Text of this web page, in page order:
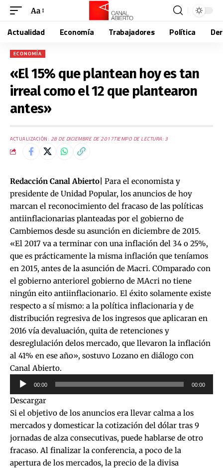
Aa
Actualidad Economía Trabajadores Política
ECONOMÍA
«El 15% que plantean hoy es tan
irreal como el 12 que plantearon
antes»
ACTUALIZACIÓN: 28 DE DICIEMBRE DE 2017TIEMPO DE LECTURA: 3
Redacción Canal Abierto| Para el economista y
presidente de Unidad Popular, los anuncios de hoy
marcan el reconocimiento del fracaso de las políticas
antiinflacionarias planteadas por el gobierno de
Cambiemos desde su asunción en diciembre de 2015.
«El 2017 va a terminar con una inflación del 34 o 25%,
que es prácticamente la misma inflación que teníamos
en 2015, antes de la asunción de Macri. COmparado con
el gobierno anteriorel gobierno de MAcri no tiene
ningún eito antiinflacionario. El éxito solamente existe
respecto a sí mismo: a la política inflacionaria y de
distribución regresiva de los ingresos que aplicaran en
2016 vía devaluación, quita de retenciones y
desreglulación delos mercado, que llevaron la inflación
al 41% en ese año», sostuvo Lozano en diálogo con
Canal Abierto.
Reproductor
de
audio
00:00 00:00
Descargar
Si el objetivo de los anuncios era llevar calma a los
mercados y domesticar la cotización del dólar tras 9
jornadas de alza consecutivas, puede hablarse de otro
fracaso. Al finalizar la conferencia, a poco de la
apertura de los mercados, la precio de la divisa